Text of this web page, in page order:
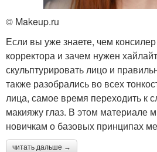
© Makeup.ru
Если вы уже знаете, чем консилер
корректора и зачем нужен
скульптурировать лицо и
также разобрались во всех
лица, самое время переходить к
макияжу глаз. В этом материале
новичкам о базовых принципах
читать дальше →